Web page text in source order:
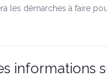
les démarches à faire
informations